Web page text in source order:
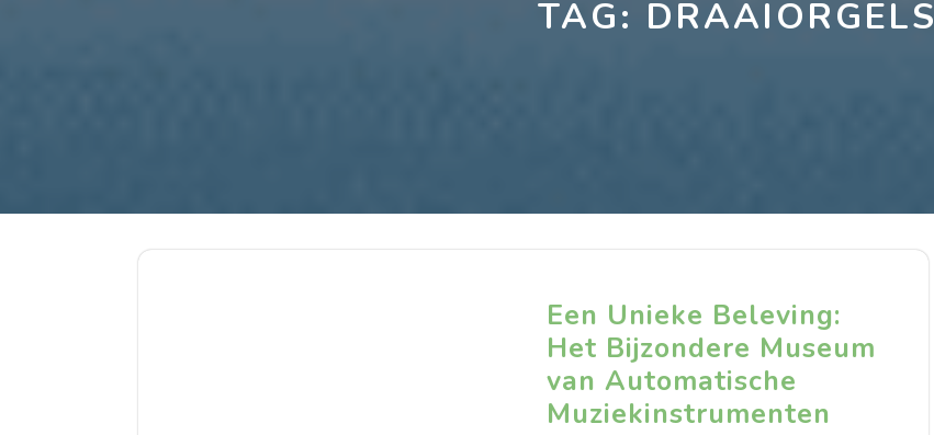
TAG: DRAAIORGELS
Een Unieke Beleving:
Het Bijzondere Museum
van Automatische
Muziekinstrumenten